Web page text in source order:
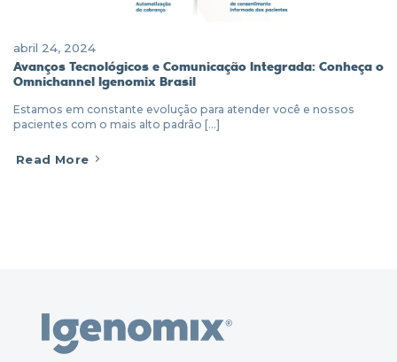
abril 24, 2024
Avanços Tecnológicos e Comunicação Integrada: Conheça o
Omnichannel Igenomix Brasil
Estamos em constante evolução para atender você e nossos
pacientes com o mais alto padrão [...]
Read More